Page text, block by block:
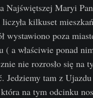
Najświętszej Maryi
kilkuset
wystawiono poza
( a właściwie ponad
nie rozrosło się na
Jedziemy tam z
na tym odcinku